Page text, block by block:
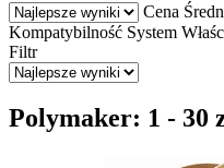
Cena
Kompatybilność System
Filtr
Polymaker: 1 - 30